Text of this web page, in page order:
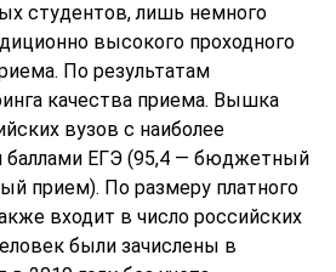
студентов, лишь немного
высокого проходного
По результатам
качества приема. Вышка
вузов с наиболее
ЕГЭ (95,4 — бюджетный
прием). По размеру платного
входит в число российских
были зачислены в